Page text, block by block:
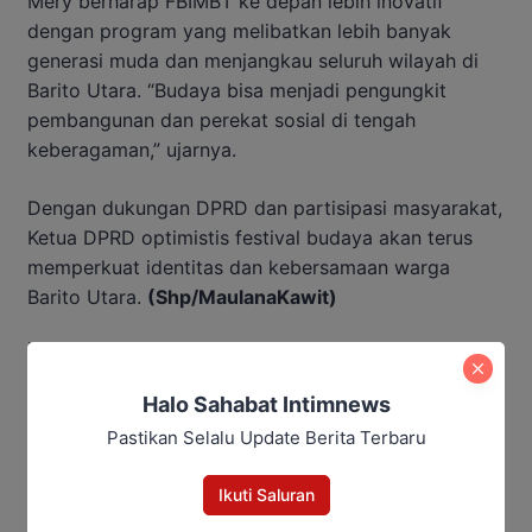
dengan program yang melibatkan lebih banyak
generasi muda dan menjangkau seluruh wilayah di
Barito Utara. “Budaya bisa menjadi pengungkit
pembangunan dan perekat sosial di tengah
keberagaman,” ujarnya.
Dengan dukungan DPRD dan partisipasi masyarakat,
Ketua DPRD optimistis festival budaya akan terus
memperkuat identitas dan kebersamaan warga
Barito Utara. (Shp/MaulanaKawit)
Baca Juga:
Henny Rosgiaty Fokus Perkuat
UMKM Lokal Barito
Halo Sahabat Intimnews
Pastikan Selalu Update Berita Terbaru
Ikuti Saluran